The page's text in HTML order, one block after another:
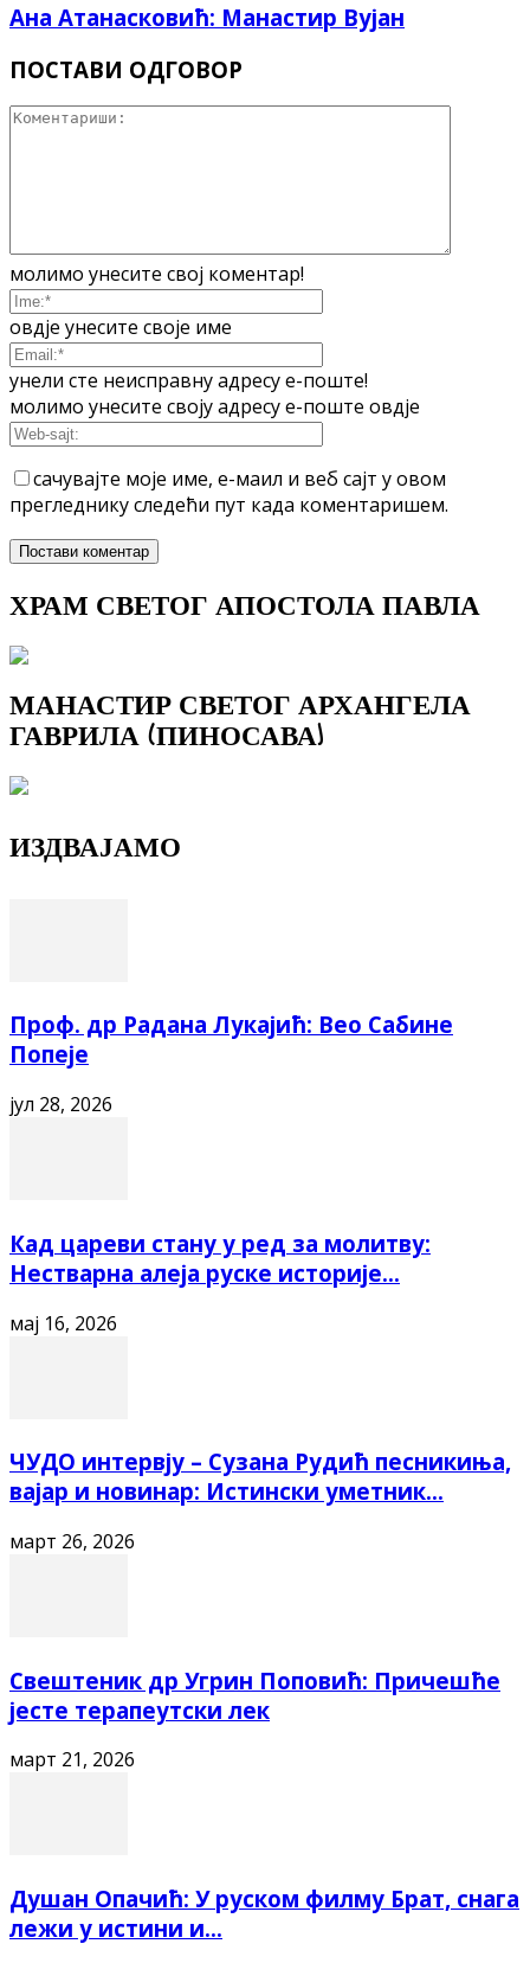
Ана Атанасковић: Манастир Вујан
ПОСТАВИ ОДГОВОР
молимо унесите свој коментар!
овдје унесите своје име
унели сте неисправну адресу е-поште!
молимо унесите своју адресу е-поште овдје
сачувајте моје име, е-маил и веб сајт у овом
прегледнику следећи пут када коментаришем.
ХРАМ СВЕТОГ АПОСТОЛА ПАВЛА
МАНАСТИР СВЕТОГ АРХАНГЕЛА
ГАВРИЛА (ПИНОСАВА)
ИЗДВАЈАМО
Проф. др Радана Лукајић: Вео Сабине
Попеје
јул 28, 2026
Кад цареви стану у ред за молитву:
Нестварна алеја руске историје...
мај 16, 2026
ЧУДО интервју – Сузана Рудић песникиња,
вајар и новинар: Истински уметник...
март 26, 2026
Свештеник др Угрин Поповић: Причешће
јесте терапеутски лек
март 21, 2026
Душан Опачић: У руском филму Брат, снага
лежи у истини и...